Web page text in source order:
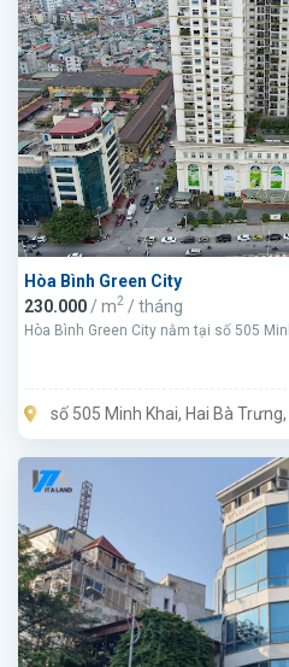
Hòa Bình Green City
230.000 / m2 / tháng
Hòa Bình Green City nằm tại số 505
số 505 Minh Khai, Hai Bà Trưng,